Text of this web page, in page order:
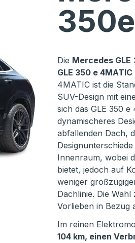
350e
Die Mercedes GLE
GLE 350 e
4MATIC ist die
SUV-Design mit
sich das GLE 350
dynamischeres
abfallenden Dach,
Innenraum, wobei
bietet, jedoch auf
weniger
Dachlinie. Die
Vorlieben in Bezug
Im reinen
104 km, einen